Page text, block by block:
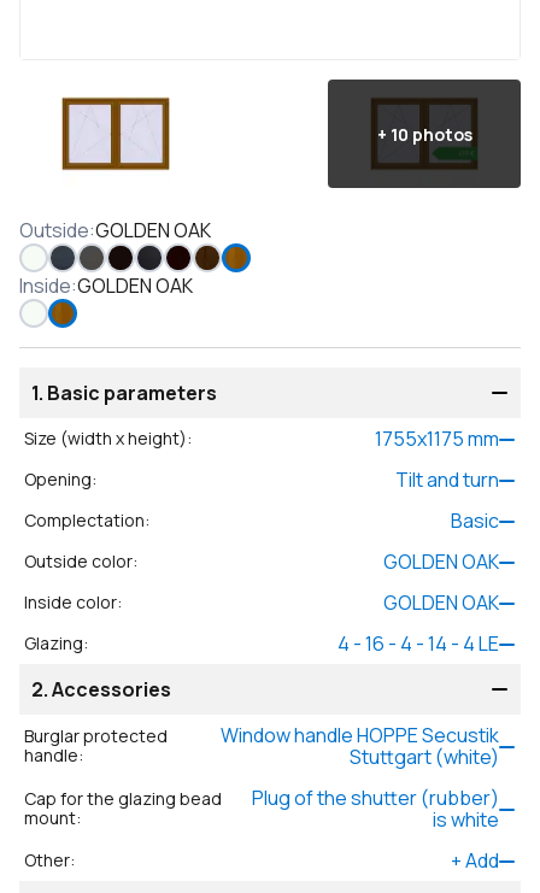
+ 10 photos
Outside:GOLDEN OAK
Inside:GOLDEN OAK
1. Basic parameters
Size (width x height): 1755x1175mm
Opening: Tilt and turn
Complectation: Basic
Outside color: GOLDEN OAK
Inside color: GOLDEN OAK
Glazing:
4 - 16 - 4 - 14 - 4 LE
2.Accessories
Burglar protected
handle:
Window handle HOPPE Secustik
Stuttgart (white)
Cap for the glazing bead
mount:
Plug of the shutter (rubber)
is white
Other: +Add